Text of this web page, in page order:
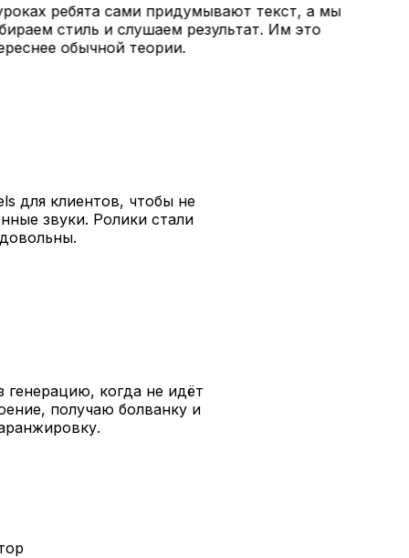
ребята сами придумывают текст, а мы
стиль и слушаем результат. Им это
обычной теории.
для клиентов, чтобы не
звуки. Ролики стали
генерацию, когда не идёт
получаю болванку и